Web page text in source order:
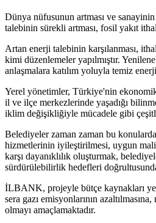
Dünya nüfusunun artması ve
talebinin sürekli artması, fosil yakıt
Artan enerji talebinin karşılanması,
kimi düzenlemeler yapılmıştır.
anlaşmalara katılım yoluyla temiz
Yerel yönetimler, Türkiye'nin
il ve ilçe merkezlerinde yaşadığı
iklim değişikliğiyle mücadele gibi
Belediyeler zaman zaman bu
hizmetlerinin iyileştirilmesi, uygun
karşı dayanıklılık oluşturmak,
sürdürülebilirlik hedefleri
İLBANK, projeyle bütçe kaynakları
sera gazı emisyonlarının
olmayı amaçlamaktadır.